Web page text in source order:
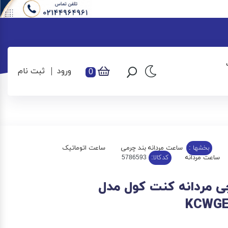
0 ورود ثبت نام
بخشها : ساعت مردانه بند چرمی
ساعت اتوماتیک
ساعت مردانه کدکالا:
مردانه کنت کول مدل